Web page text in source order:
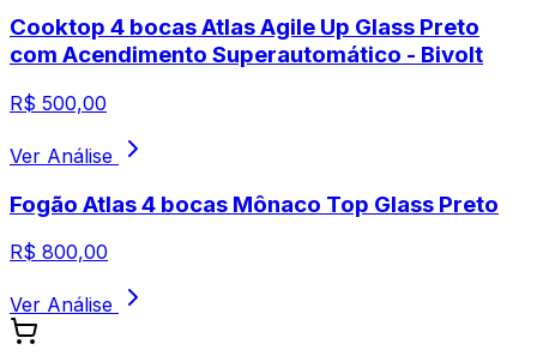
Cooktop 4 bocas Atlas Agile Up Glass Preto
com Acendimento Superautomático - Bivolt
R$ 500,00
Ver Análise
Fogão Atlas 4 bocas Mônaco Top Glass Preto
R$ 800,00
Ver Análise